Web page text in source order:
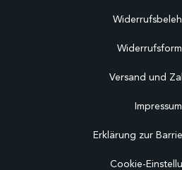
Versand und
Impressum
Erklärung zur
Cookie-